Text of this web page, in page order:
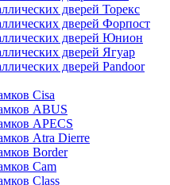
дверей Торекс
дверей Форпост
дверей Юнион
дверей Ягуар
дверей Pandoor
Cisa
ABUS
APECS
Atra Dierre
Border
Cam
Class